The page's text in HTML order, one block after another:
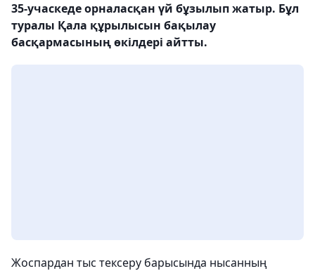
35-учаскеде орналасқан үй бұзылып жатыр. Бұл
туралы Қала құрылысын бақылау
басқармасының өкілдері айтты.
Жоспардан тыс тексеру барысында нысанның